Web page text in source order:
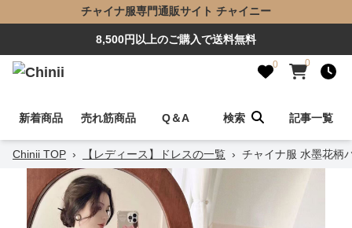
チャイナ服専門通販サイト チャイニー
8,500円以上のご購入で送料無料
0 0
新着商品 売れ筋商品 Q＆A 検索 記事一覧
Chinii TOP › 【レディース】ドレスの一覧 › チャイナ服 水墨花柄